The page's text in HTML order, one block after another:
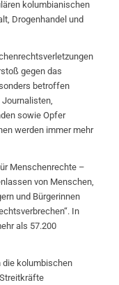
kolumbianischen
Drogenhandel und
gegen das
betroffen
sowie Opfer
werden immer mehr
Menschenrechte –
von Menschen,
und Bürgerinnen
In
als 57.200
die kolumbischen